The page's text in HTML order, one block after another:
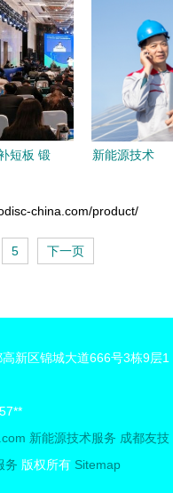
荐 新能
六座/七
SUV精选
技术服务
一览
瑞云服务
云，用数字
化服务提速
新能源技术
短板 锻
设现代化
产业体系
2023中国
产业科技
成功召
新能源技术
技术服务与
绿色转型的
china.com/product/
5 下一页
新区锦城大道666号3栋9层1
新能源技术服务 成都友技
务 版权所有 Sitemap